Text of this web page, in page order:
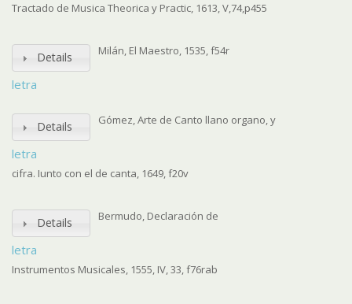
Tractado de Musica Theorica y Practic, 1613, V,74,p455
Details
letra
Milán, El Maestro, 1535, f54r
Details
letra
Gómez, Arte de Canto llano organo, y
cifra. Iunto con el de canta, 1649, f20v
Details
letra
Bermudo, Declaración de
Instrumentos Musicales, 1555, IV, 33, f76rab